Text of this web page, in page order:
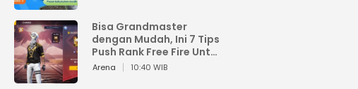
Bisa Grandmaster
dengan Mudah, Ini 7 Tips
Push Rank Free Fire Untuk
Pemula
Arena 10:40 WIB